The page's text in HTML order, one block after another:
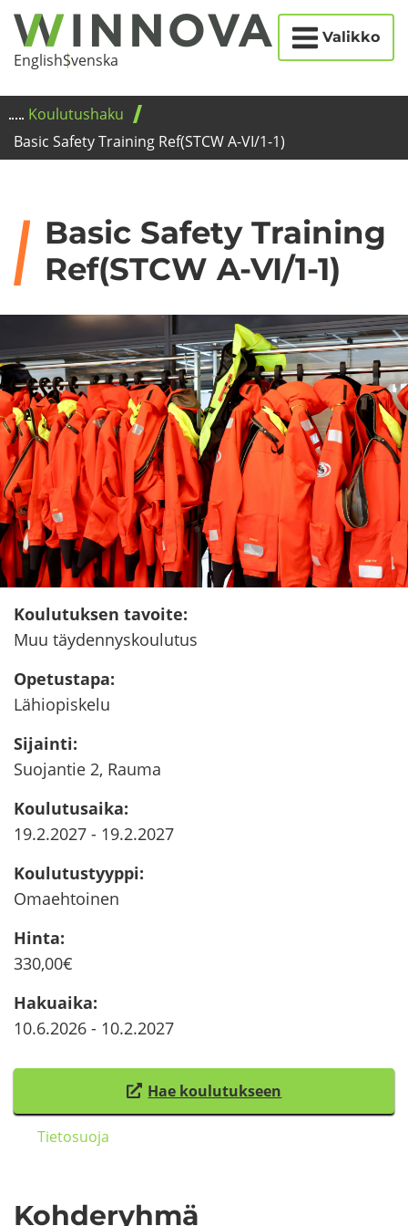
Siir­
ry
säl­
Etusi­
vu
Eng­lishSvens­ka
Valikko
Kou­lu­tus­ha­ku
Basic Sa­fe­ty Trai­ning Ref(STCW A-VI/1-1)
Basic Sa­fe­ty Trai­ning
Ref(STCW A-VI/1-1)
Kou­lu­tuk­sen ta­voi­te:
Muu täy­den­nys­kou­lu­tus
Ope­tus­ta­pa:
Lä­hio­pis­ke­lu
Si­jain­ti:
Suo­jan­tie 2, Rauma
Kou­lu­tusai­ka:
19.2.2027- 19.2.2027
Kou­lu­tus­tyyp­pi:
Omaeh­toi­nen
Hinta:
330,00€
Ha­kuai­ka:
10.6.2026- 10.2.2027
Hae kou­lu­tuk­seen
(
Tie­to­suo­ja
Koh­de­ryh­mä